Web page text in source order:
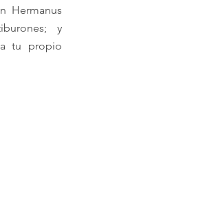
Hermanus
y
tu propio